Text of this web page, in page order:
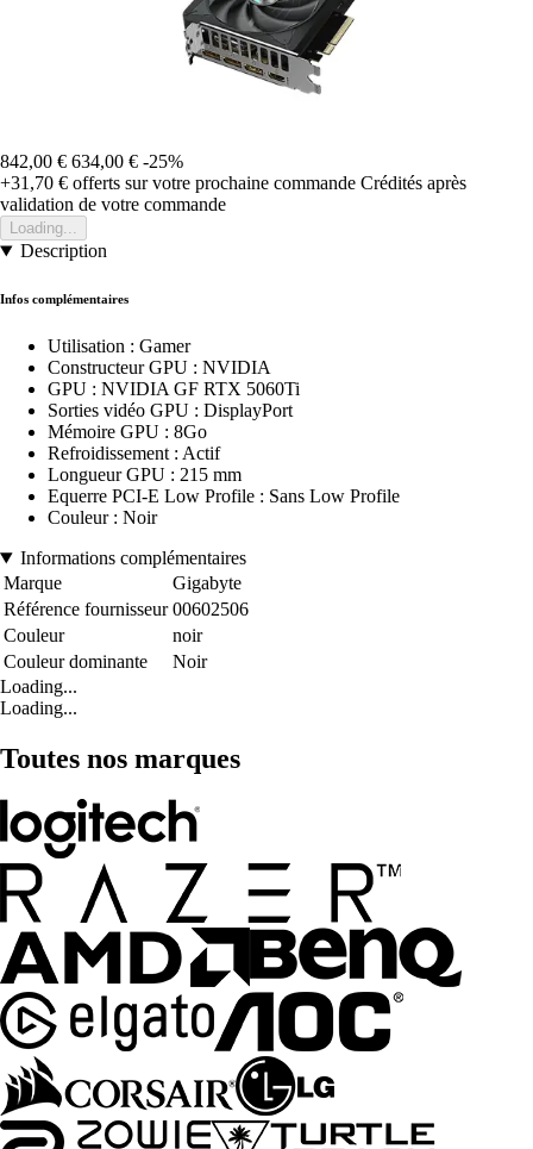
842,00 € 634,00 € -25%
+31,70 € offerts sur votre prochaine commande Crédités après
validation de votre commande
Loading...
Description
Infos complémentaires
Utilisation : Gamer
Constructeur GPU : NVIDIA
GPU : NVIDIA GF RTX 5060Ti
Sorties vidéo GPU : DisplayPort
Mémoire GPU : 8Go
Refroidissement : Actif
Longueur GPU : 215 mm
Equerre PCI-E Low Profile : Sans Low Profile
Couleur : Noir
Informations complémentaires
Marque
Gigabyte
Référence fournisseur 00602506
Couleur
noir
Couleur dominante
Noir
Loading...
Loading...
Toutes nos marques